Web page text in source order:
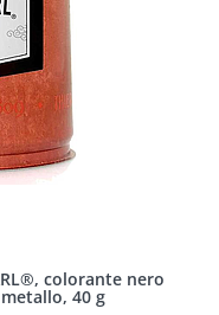
colorante nero
40 g